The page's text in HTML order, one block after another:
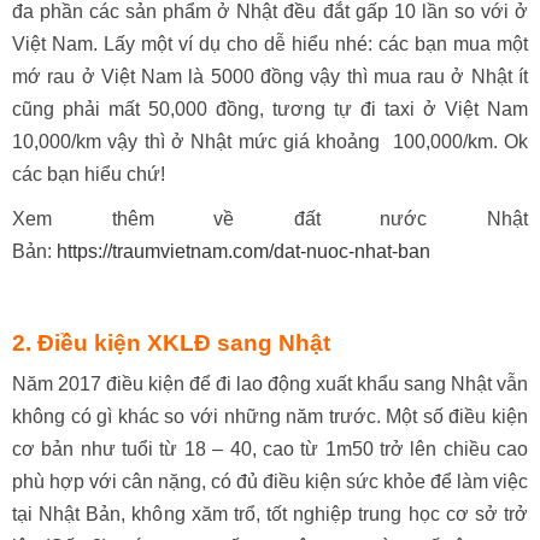
đa phần các sản phẩm ở Nhật đều đắt gấp 10 lần so với ở
Việt Nam. Lấy một ví dụ cho dễ hiểu nhé: các bạn mua một
mớ rau ở Việt Nam là 5000 đồng vậy thì mua rau ở Nhật ít
cũng phải mất 50,000 đồng, tương tự đi taxi ở Việt Nam
10,000/km vậy thì ở Nhật mức giá khoảng 100,000/km. Ok
các bạn hiểu chứ!
Xem thêm về đất nước Nhật
Bản: https://traumvietnam.com/dat-nuoc-nhat-ban
2. Điều kiện XKLĐ sang Nhật
Năm 2017 điều kiện để đi lao động xuất khẩu sang Nhật vẫn
không có gì khác so với những năm trước. Một số điều kiện
cơ bản như tuổi từ 18 – 40, cao từ 1m50 trở lên chiều cao
phù hợp với cân nặng, có đủ điều kiện sức khỏe để làm việc
tại Nhật Bản, không xăm trổ, tốt nghiệp trung học cơ sở trở